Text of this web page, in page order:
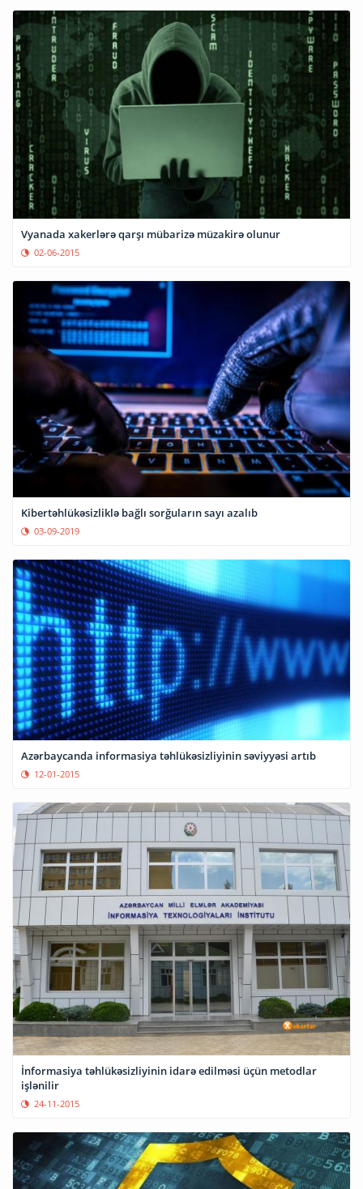
Vyanada xakerlərə qarşı mübarizə müzakirə olunur
02-06-2015
Kibertəhlükəsizliklə bağlı sorğuların sayı azalıb
03-09-2019
Azərbaycanda informasiya təhlükəsizliyinin səviyyəsi artıb
12-01-2015
İnformasiya təhlükəsizliyinin idarə edilməsi üçün metodlar
işlənilir
24-11-2015